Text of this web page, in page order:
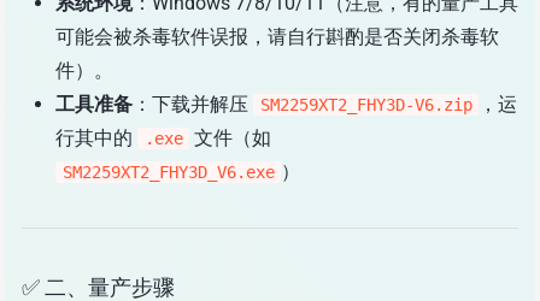
可能会被杀毒软件误报，请自行斟酌是否关闭杀毒软
件）。
工具准备 ：下载并解压 SM2259XT2_FHY3D-V6.zip
，运
行其中的
.exe 文件（如
SM2259XT2_FHY3D_V6.exe ）
✅ 二、量产步骤